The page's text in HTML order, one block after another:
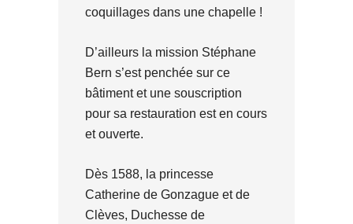
coquillages dans une chapelle !
D’ailleurs la mission Stéphane
Bern s’est penchée sur ce
bâtiment et une souscription
pour sa restauration est en cours
et ouverte.
Dès 1588, la princesse
Catherine de Gonzague et de
Clèves, Duchesse de